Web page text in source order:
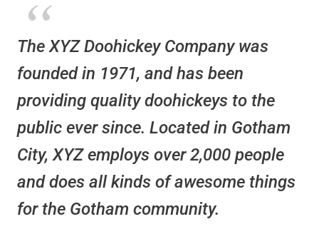
The XYZ Doohickey Company was
founded in 1971, and has been
providing quality doohickeys to the
public ever since. Located in Gotham
City, XYZ employs over 2,000 people
and does all kinds of awesome things
for the Gotham community.